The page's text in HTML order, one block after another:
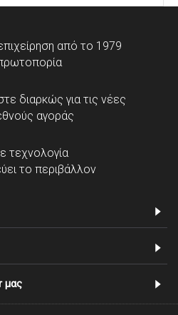
από το 1979
διαρκώς για τις νέες
αγοράς
τεχνολογία
το περιβάλλον
μας